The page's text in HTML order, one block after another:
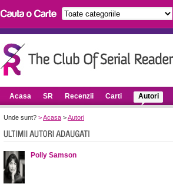
Acasa SR Recenzii Carti Autori
Unde sunt? >Acasa >Autori
Polly Samson